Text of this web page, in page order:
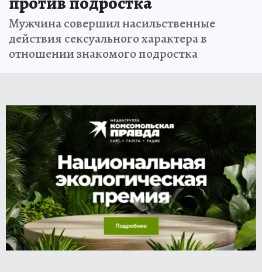
Мужчина совершил насильственные
действия сексуального характера в
отношении знакомого подростка